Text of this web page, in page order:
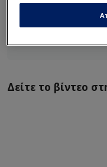
-Χ-
Σε
Δείτε το βίντεο